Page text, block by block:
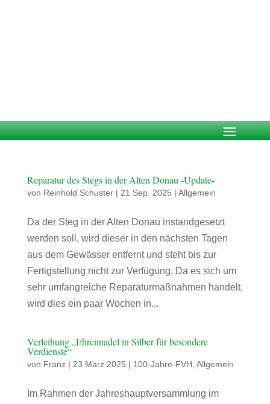
Reparatur des Stegs in der Alten Donau -Update-
von Reinhold Schuster| 21 Sep. 2025 | Allgemein
Da der Steg in der Alten Donau instandgesetzt
werden soll, wird dieser in den nächsten Tagen
aus dem Gewässer entfernt und steht bis zur
Fertigstellung nicht zur Verfügung. Da es sich um
sehr umfangreiche Reparaturmaßnahmen handelt,
wird dies ein paar Wochen in...
Verleihung „Ehrennadel in Silber für besondere
Verdienste“
von Franz| 23 März 2025 | 100-Jahre-FVH Allgemein
Im Rahmen der Jahreshauptversammlung im